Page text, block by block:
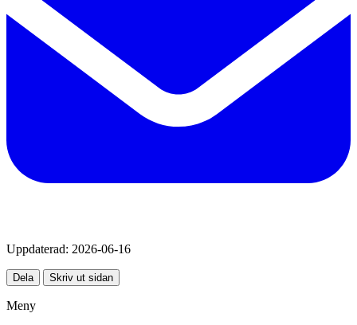
Uppdaterad: 2026-06-16
Dela Skriv ut sidan
Meny